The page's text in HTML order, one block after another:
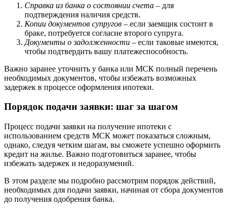
Справка из банка о состоянии счета – для
подтверждения наличия средств.
Копии документов супругов – если заемщик состоит в
браке, потребуется согласие второго супруга.
Документы о задолженности – если таковые имеются,
чтобы подтвердить вашу платежеспособность.
Важно заранее уточнить у банка или МСК полный перечень
необходимых документов, чтобы избежать возможных
задержек в процессе оформления ипотеки.
Порядок подачи заявки: шаг за шагом
Процесс подачи заявки на получение ипотеки с
использованием средств МСК может показаться сложным,
однако, следуя четким шагам, вы сможете успешно оформить
кредит на жилье. Важно подготовиться заранее, чтобы
избежать задержек и недоразумений.
В этом разделе мы подробно рассмотрим порядок действий,
необходимых для подачи заявки, начиная от сбора документов
до получения одобрения банка.